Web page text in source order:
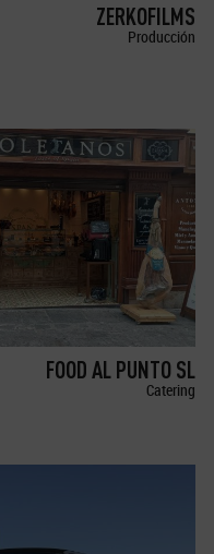
ZERKOFILMS
Producción
FOOD AL PUNTO SL
Catering